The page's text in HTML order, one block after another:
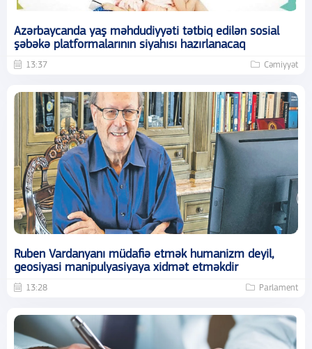
Azərbaycanda yaş məhdudiyyəti tətbiq edilən sosial
şəbəkə platformalarının siyahısı hazırlanacaq
13:37 Cəmiyyət
Ruben Vardanyanı müdafiə etmək humanizm deyil,
geosiyasi manipulyasiyaya xidmət etməkdir
13:28 Parlament